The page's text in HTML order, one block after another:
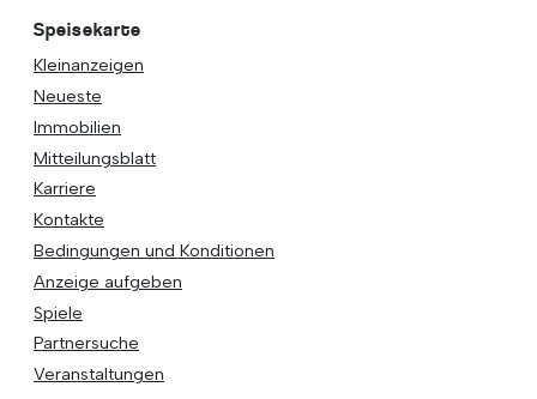
Speisekarte
Kleinanzeigen
Neueste
Immobilien
Mitteilungsblatt
Karriere
Kontakte
Bedingungen und Konditionen
Anzeige aufgeben
Spiele
Partnersuche
Veranstaltungen